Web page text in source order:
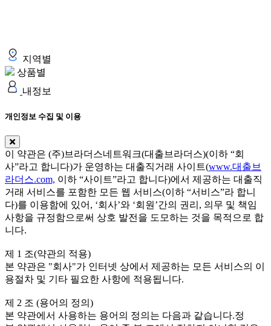
지역별
상품별
내정보
개인정보 수집 및 이용
이 약관은 (주)브라더스네트워크(대출브라더스)(이하 “회
사”라고 합니다)가 운영하는 대출직거래 사이트(www.대출브
라더스.com, 이하 “사이트”라고 합니다)에서 제공하는 대출직
거래 서비스를 포함한 모든 웹 서비스(이하 “서비스”라 합니
다)를 이용함에 있어, ‘회사’와 ‘회원’간의 권리, 의무 및 책임
사항을 규정함으로써 상호 발전을 도모하는 것을 목적으로 합
니다.
제 1 조(약관의 적용)
본 약관은 "회사"가 인터넷 상에서 제공하는 모든 서비스의 이
용절차 및 기타 필요한 사항에 적용됩니다.
제 2 조 (용어의 정의)
본 약관에서 사용하는 용어의 정의는 다음과 같습니다.정